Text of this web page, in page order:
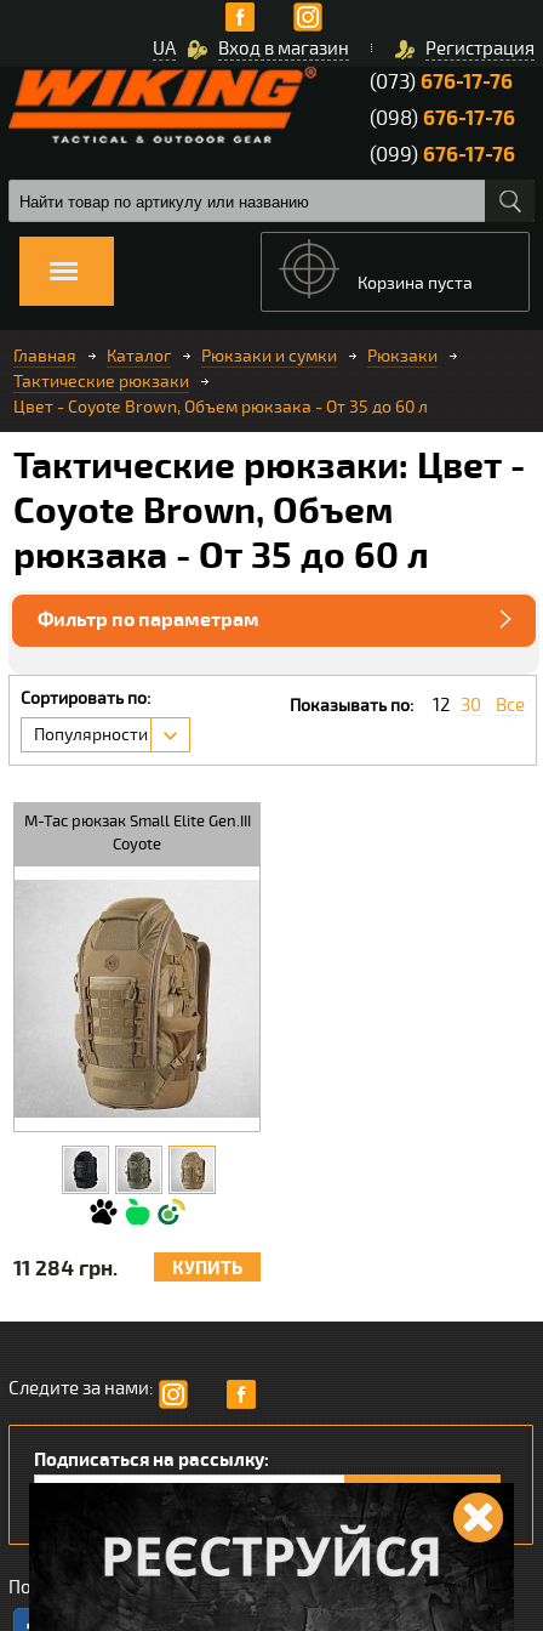
Вход в магазин Регистрация
UA
(073)676-17-76
(098)676-17-76
(099)676-17-76
Корзина пуста
Главная Каталог Рюкзаки и сумки
Рюкзаки
Тактические рюкзаки
Цвет - Coyote Brown, Объем рюкзака - От 35 до 60 л
Тактические рюкзаки: Цвет -
Coyote Brown, Объем
рюкзака - От 35 до 60 л
Фильтр по параметрам
Сортировать по:
Популярности
Показывать по: 12 30 Все
M-Tac рюкзак Small Elite Gen.III
Coyote
11 284 грн. КУПИТЬ
Следите за нами:
Подписаться на рассылку:
Понравился наш интернет магазин?